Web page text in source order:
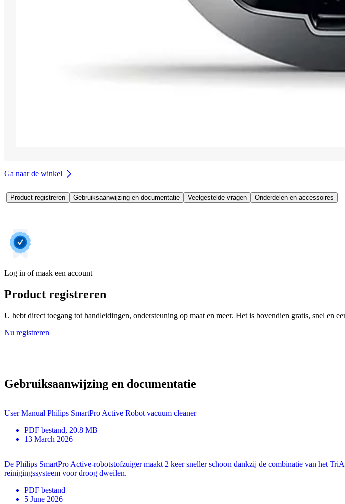
Ga naar de winkel
Product registreren Gebruiksaanwijzing en documentatie Veelgestelde vragen Onderdelen en accessoires
Log in of maak een account
Product registreren
U hebt direct toegang tot handleidingen, ondersteuning op maat en meer. Het is bovendien gratis, snel en
Nu registreren
Gebruiksaanwijzing en documentatie
User Manual Philips SmartPro Active Robot vacuum cleaner
PDF bestand, 20.8 MB
13 March 2026
De Philips SmartPro Active-robotstofzuiger maakt 2 keer sneller schoon dankzij de combinatie van het
reinigingssysteem voor droog dweilen.
PDF bestand
5 June 2026